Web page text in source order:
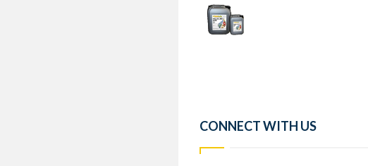
CONNECT WITH US